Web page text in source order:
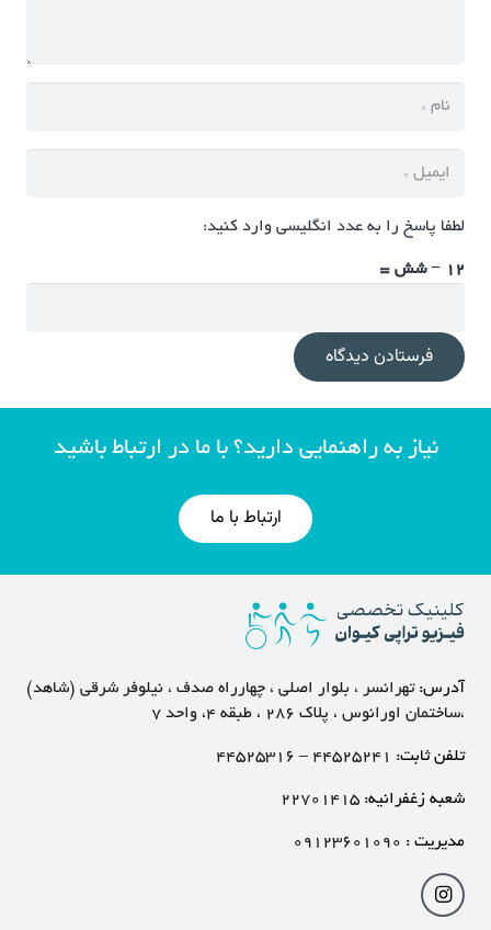
لطفا پاسخ را به عدد انگلیسی وارد کنید:
12 − شش =
فرستادن دیدگاه
نیاز به راهنمایی دارید؟ با ما در ارتباط باشید
ارتباط با ما
آدرس:تهرانسر ، بلوار اصلی ، چهارراه صدف ، نیلوفر شرقی (شاهد)
،ساختمان اورانوس ، پلاک ۲۸۶ ، طبقه ۴، واحد ۷
تلفن ثابت: ۴۴۵۲۵۲۴۱ – ۴۴۵۲۵۳۱۶
شعبه زغفرانیه: ۲۲۷۰۱۴۱۵
مدیریت : ۰۹۱۲۳۶۰۱۰۹۰